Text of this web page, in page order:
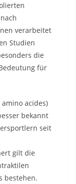
verarbeitet
Studien
die
für
acides)
bekannt
seit
gilt die
bestehen.